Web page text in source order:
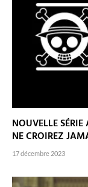
NOUVELLE
NE CROIREZ
17 décembre 2023